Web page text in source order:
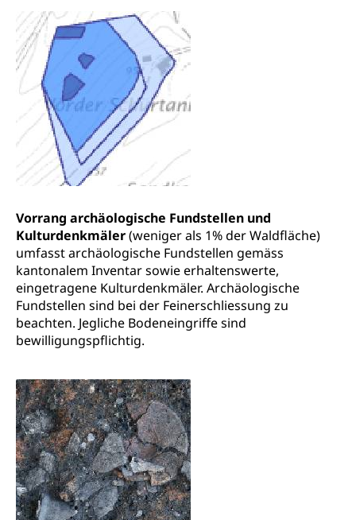
Vorrang archäologische Fundstellen und
Kulturdenkmäler(weniger als 1% der Waldfläche)
umfasst archäologische Fundstellen gemäss
kantonalem Inventar sowie erhaltenswerte,
eingetragene Kulturdenkmäler. Archäologische
Fundstellen sind bei der Feinerschliessung zu
beachten. Jegliche Bodeneingriffe sind
bewilligungspflichtig.
Armee
Militär, Militärdienst, Militärdienstpflicht,
Wehrpflicht, Berufssoldat, Militärdienstverweigerer,
Dienstverweigerer, Militärdienstverweigerung,
Wehrpflichtersatz, Wehrpflichtersatzabgabe
Militär
Schweizer Armee
Erwerbsausfallentschädigung (WAS Luzern)
Bevölkerungsschutz
Katastrophenschutz, Katastrophenhilfe, Polizei,
Feuerwehr, Gesundheitswesen, technische Betriebe,
Alarmierung, Sirenentest
Ordnungskräfte, Sicherheit, öffentliche Ordnung
Polizei
Versorgung
Vorratshaltung, Vorrat
Wasserversorgung
Waffen
Waffen, Sprengstoffe und Pyrotechnik
Zivildienst
Militärdienst
Bundesamt für Zivildienst ZIVI
Erwerbsausfallentschädigung (WAS Luzern)
Zivilschutz
Schutzdienstpflicht, Schutzraum,
Schutzraumbaupflicht